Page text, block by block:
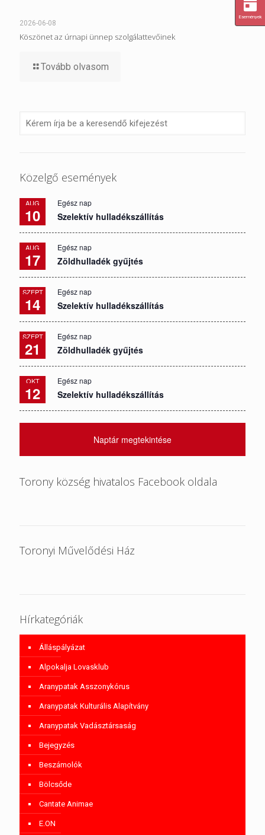
2026-06-08
Köszönet az úrnapi ünnep szolgálattevőinek
Tovább olvasom
Közelgő események
AUG
10
Egész nap
Szelektív hulladékszállítás
AUG
17
Egész nap
Zöldhulladék gyűjtés
SZEPT
14
Egész nap
Szelektív hulladékszállítás
SZEPT
21
Egész nap
Zöldhulladék gyűjtés
OKT
12
Egész nap
Szelektív hulladékszállítás
Naptár megtekintése
Torony község hivatalos Facebook oldala
Toronyi Művelődési Ház
Hírkategóriák
Álláspályázat
Alpokalja Lovasklub
Aranypatak Asszonykórus
Aranypatak Kulturális Alapítvány
Aranypatak Vadásztársaság
Bejegyzés
Beszámolók
Bölcsőde
Cantate Animae
E.ON
Események